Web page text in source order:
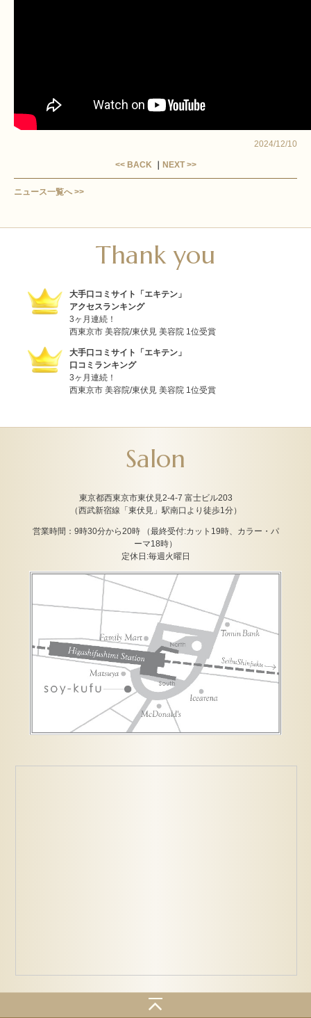
2024/12/10
<< BACK｜ NEXT >>
ニュース一覧へ >>
Thank you
大手口コミサイト「エキテン」
アクセスランキング
3ヶ月連続！
西東京市 美容院/東伏見 美容院 1位受賞
大手口コミサイト「エキテン」
口コミランキング
3ヶ月連続！
西東京市 美容院/東伏見 美容院 1位受賞
Salon
東京都西東京市東伏見2-4-7 富士ビル203
（西武新宿線「東伏見」駅南口より徒歩1分）
営業時間：9時30分から20時 （最終受付:カット19時、カラー・パ
ーマ18時）
定休日:毎週火曜日